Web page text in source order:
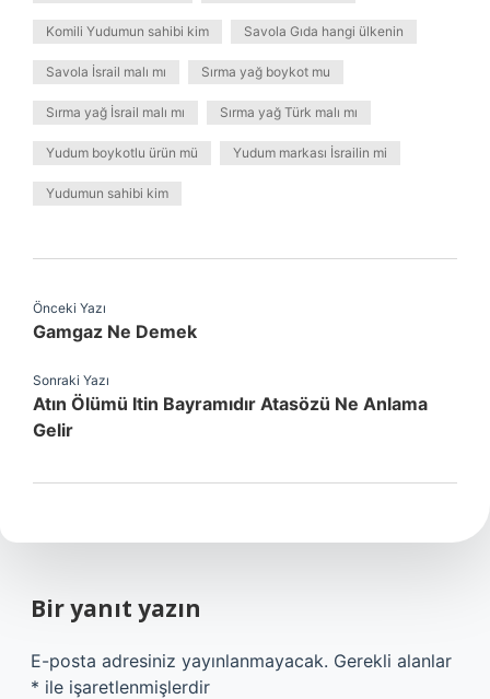
Komili Yudumun sahibi kim Savola Gıda hangi ülkenin
Savola İsrail malı mı Sırma yağ boykot mu
Sırma yağ İsrail malı mı Sırma yağ Türk malı mı
Yudum boykotlu ürün mü Yudum markası İsrailin mi
Yudumun sahibi kim
Önceki Yazı
Gamgaz Ne Demek
Sonraki Yazı
Atın Ölümü Itin Bayramıdır Atasözü Ne Anlama
Gelir
Bir yanıt yazın
E-posta adresiniz yayınlanmayacak. Gerekli alanlar
* ile işaretlenmişlerdir